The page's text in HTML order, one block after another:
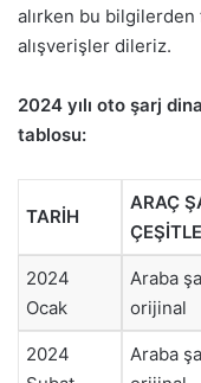
alırken bu
alışverişler dileriz.
2024 yılı oto şarj
tablosu:
TARİH
ARAÇ
2024
Ocak
Araba
orijinal
2024
Araba